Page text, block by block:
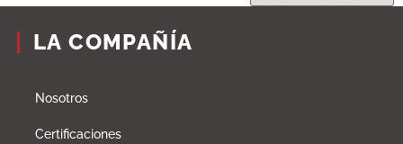
LA COMPAÑÍA
Nosotros
Certificaciones